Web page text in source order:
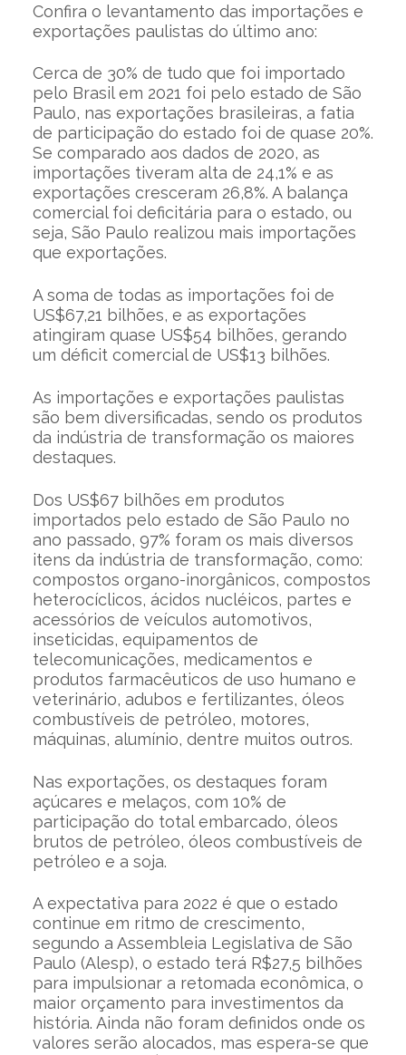
Confira o levantamento das importações e
exportações paulistas do último ano:
Cerca de 30% de tudo que foi importado
pelo Brasil em 2021 foi pelo estado de São
Paulo, nas exportações brasileiras, a fatia
de participação do estado foi de quase 20%.
Se comparado aos dados de 2020, as
importações tiveram alta de 24,1% e as
exportações cresceram 26,8%. A balança
comercial foi deficitária para o estado, ou
seja, São Paulo realizou mais importações
que exportações.
A soma de todas as importações foi de
US$67,21 bilhões, e as exportações
atingiram quase US$54 bilhões, gerando
um déficit comercial de US$13 bilhões.
As importações e exportações paulistas
são bem diversificadas, sendo os produtos
da indústria de transformação os maiores
destaques.
Dos US$67 bilhões em produtos
importados pelo estado de São Paulo no
ano passado, 97% foram os mais diversos
itens da indústria de transformação, como:
compostos organo-inorgânicos, compostos
heterocíclicos, ácidos nucléicos, partes e
acessórios de veículos automotivos,
inseticidas, equipamentos de
telecomunicações, medicamentos e
produtos farmacêuticos de uso humano e
veterinário, adubos e fertilizantes, óleos
combustíveis de petróleo, motores,
máquinas, alumínio, dentre muitos outros.
Nas exportações, os destaques foram
açúcares e melaços, com 10% de
participação do total embarcado, óleos
brutos de petróleo, óleos combustíveis de
petróleo e a soja.
A expectativa para 2022 é que o estado
continue em ritmo de crescimento,
segundo a Assembleia Legislativa de São
Paulo (Alesp), o estado terá R$27,5 bilhões
para impulsionar a retomada econômica, o
maior orçamento para investimentos da
história. Ainda não foram definidos onde os
valores serão alocados, mas espera-se que